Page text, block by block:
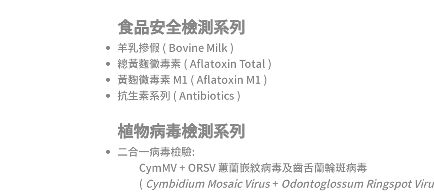
食品安全檢測系列​​​
羊乳摻假 ( Bovine Milk )
總黃麴黴毒素 ( Aflatoxin Total )
黃麴黴毒素 M1 ( Aflatoxin M1 )
抗生素系列 ( Antibiotics )
植物病毒檢測系列​​​
二合一病毒檢驗:
CymMV + ORSV 蕙蘭嵌紋病毒及齒舌蘭輪斑病毒
( Cymbidium Mosaic Virus+ Odontoglossum Ringspot